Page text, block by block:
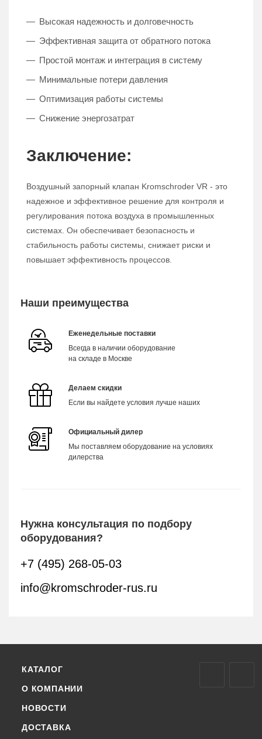
Высокая надежность и долговечность
Эффективная защита от обратного потока
Простой монтаж и интеграция в систему
Минимальные потери давления
Оптимизация работы системы
Снижение энергозатрат
Заключение:
Воздушный запорный клапан Kromschroder VR - это
надежное и эффективное решение для контроля и
регулирования потока воздуха в промышленных
системах. Он обеспечивает безопасность и
стабильность работы системы, снижает риски и
повышает эффективность процессов.
Наши преимущества
Еженедельные поставки
Всегда в наличии оборудование
на складе в Москве
Делаем скидки
Если вы найдете условия лучше наших
Официальный дилер
Мы поставляем оборудование на условиях
дилерства
Нужна консультация по подбору
оборудования?
+7 (495) 268-05-03
info@kromschroder-rus.ru
КАТАЛОГ
О КОМПАНИИ
НОВОСТИ
ДОСТАВКА